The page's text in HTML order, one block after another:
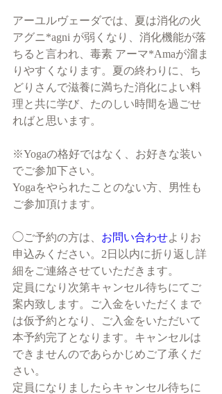
アーユルヴェーダでは、夏は消化の火
アグニ*agni が弱くなり、消化機能が落
ちると言われ、毒素 アーマ*Amaが溜ま
りやすくなります。夏の終わりに、ち
どりさんで滋養に満ちた消化によい料
理と共に学び、たのしい時間を過ごせ
ればと思います。
※Yogaの格好ではなく、お好きな装い
でご参加下さい。
Yogaをやられたことのない方、男性も
ご参加頂けます。
◯ご予約の方は、 お問い合わせよりお
申込みください。2日以内に折り返し詳
細をご連絡させていただきます。
定員になり次第キャンセル待ちにてご
案内致します。ご入金をいただくまで
は仮予約となり、ご入金をいただいて
本予約完了となります。キャンセルは
できませんのであらかじめご了承くだ
さい。
定員になりましたらキャンセル待ちに